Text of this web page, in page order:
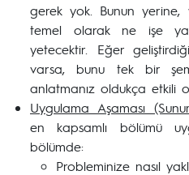
gerek yok. Bunun
temel olarak ne işe
yetecektir. Eğer
varsa, bunu tek bir
anlatmanız oldukça etkili
Uygulama Aşaması
en kapsamlı bölümü
bölümde:
Probleminize nasıl